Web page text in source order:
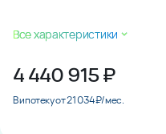
Все характеристики
4 440 915₽
В ипотеку от 21 034 ₽/мес.